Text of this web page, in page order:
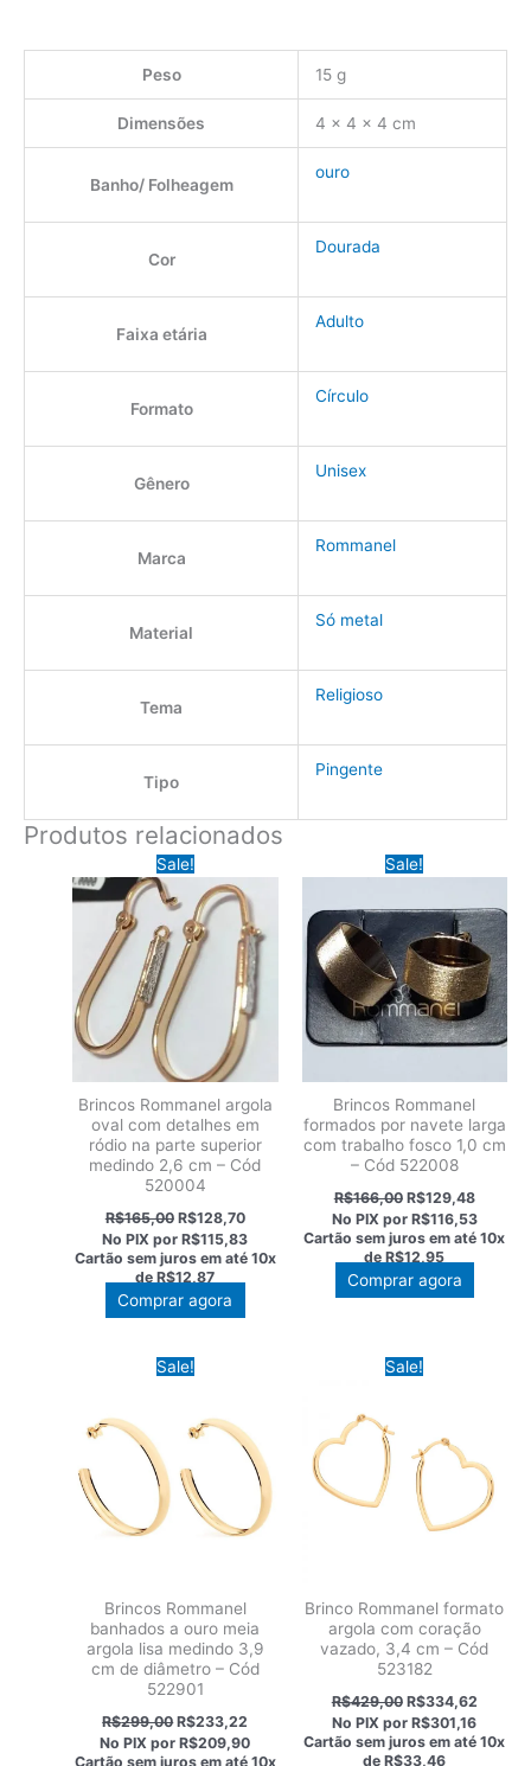
Peso 15 g
Dimensões 4 × 4 × 4 cm
Banho/ Folheagem
ouro
Cor
Dourada
Faixa etária
Adulto
Formato
Círculo
Gênero
Unisex
Marca
Rommanel
Material
Só metal
Tema
Religioso
Tipo
Pingente
Produtos relacionados
Sale!
Brincos Rommanel argola
oval com detalhes em
ródio na parte superior
medindo 2,6 cm – Cód
520004
R$165,00 O
preço
original
era:
R$165,00.
R$128,70O
preço
atual
é:
R$128,70.
No PIX porR$115,83
Cartão sem juros em até 10x
de R$12,87
Comprar agora
Sale!
Brincos Rommanel
formados por navete larga
com trabalho fosco 1,0 cm
– Cód 522008
R$166,00 O
preço
original
era:
R$166,00.
R$129,48O
preço
atual
é:
No PIX por R$116,53
Cartão sem juros em até10x
de R$12,95
Comprar agora
Sale!
Brincos Rommanel
banhados a ouro meia
argola lisa medindo 3,9
cm de diâmetro – Cód
522901
R$299,00O
preço
original
R$233,22
preço
atual
No PIX porR$209,90
Cartão sem juros em até 10x
Sale!
Brinco Rommanel formato
argola com coração
vazado, 3,4 cm – Cód
523182
R$429,00 O
preço
original
era:
R$334,62O
atual
é:
No PIX porR$301,16
Cartão sem juros em até10x
de R$33,46